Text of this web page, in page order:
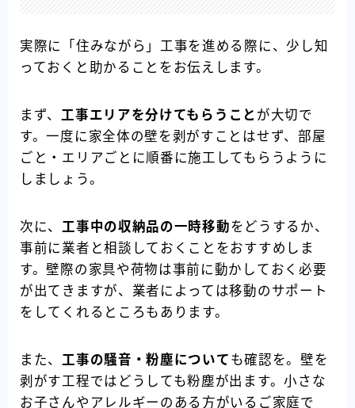
実際に「住みながら」工事を進める際に、少し知
っておくと助かることをお伝えします。
まず、 工事エリアを分けてもらうこと が大切で
す。一度に家全体の壁を剥がすことはせず、部屋
ごと・エリアごとに順番に施工してもらうように
しましょう。
次に、 工事中の収納品の一時移動をどうするか、
事前に業者と相談しておくことをおすすめしま
す。壁際の家具や荷物は事前に動かしておく必要
が出てきますが、業者によっては移動のサポート
をしてくれるところもあります。
また、 工事の騒音・粉塵について も確認を。壁を
剥がす工程ではどうしても粉塵が出ます。小さな
お子さんやアレルギーのある方がいるご家庭で